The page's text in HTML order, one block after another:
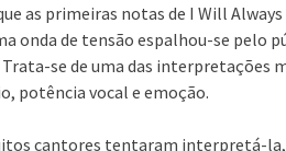
as primeiras notas de I Will
onda de tensão espalhou-se pelo
se de uma das interpretações
potência vocal e emoção.
cantores tentaram interpretá-